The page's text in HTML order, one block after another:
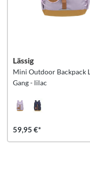
Lässig
Mini Outdoor Backpack
Gang - lilac
59,95 €*